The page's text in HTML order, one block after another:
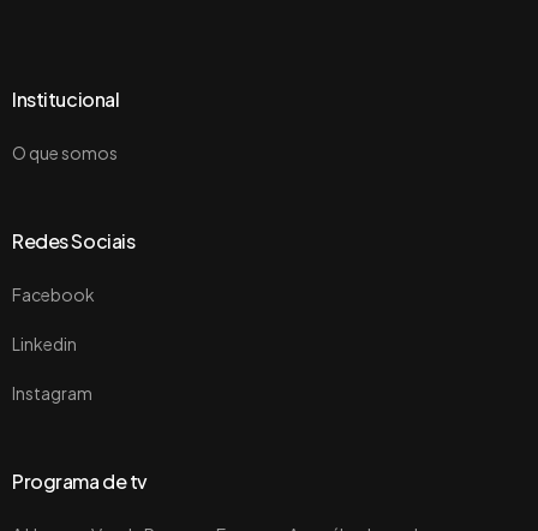
Institucional
O que somos
Redes Sociais
Facebook
Linkedin
Instagram
Programa de tv